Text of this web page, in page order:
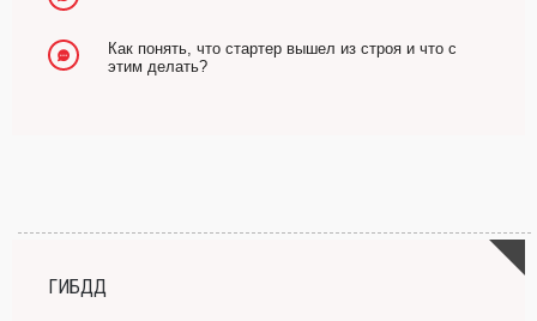
Как понять, что стартер вышел из строя и что с
этим делать?
ГИБДД